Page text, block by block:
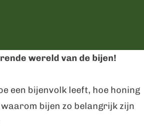
wereld van de bijen!
een bijenvolk leeft, hoe honing
bijen zo belangrijk zijn